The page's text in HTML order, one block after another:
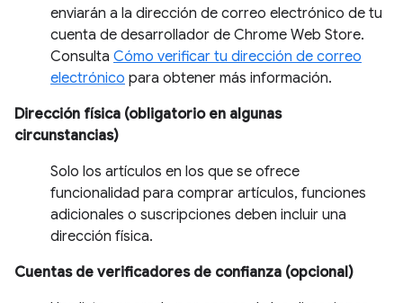
enviarán a la dirección de correo electrónico de tu
cuenta de desarrollador de Chrome Web Store.
Consulta Cómo verificar tu dirección de correo
electrónico para obtener más información.
Dirección física (obligatorio en algunas
circunstancias)
Solo los artículos en los que se ofrece
funcionalidad para comprar artículos, funciones
adicionales o suscripciones deben incluir una
dirección física.
Cuentas de verificadores de confianza (opcional)